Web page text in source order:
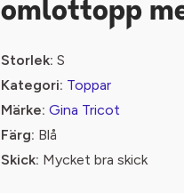
omlottopp
Storlek: S
Kategori: Toppar
Märke: Gina Tricot
Färg: Blå
Skick: Mycket bra skick